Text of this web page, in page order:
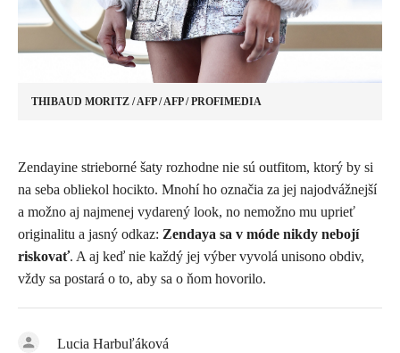
THIBAUD MORITZ / AFP / AFP / PROFIMEDIA
Zendayine strieborné šaty rozhodne nie sú outfitom, ktorý by si
na seba obliekol hocikto. Mnohí ho označia za jej najodvážnejší
a možno aj najmenej vydarený look, no nemožno mu uprieť
originalitu a jasný odkaz: Zendaya sa v móde nikdy nebojí
riskovať. A aj keď nie každý jej výber vyvolá unisono obdiv,
vždy sa postará o to, aby sa o ňom hovorilo.
Lucia Harbuľáková